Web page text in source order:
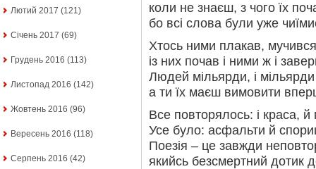
Лютий 2017 (121)
Січень 2017 (69)
Грудень 2016 (113)
Листопад 2016 (142)
Жовтень 2016 (96)
Вересень 2016 (118)
Серпень 2016 (42)
коли не знаєш, з чого їх
бо всі слова були уже
Хтось ними плакав,
із них почав і ними ж і
Людей мільярди, і мільярди
а ти їх маєш вимовити
Все повторялось: і краса, й
Усе було: асфальти й
Поезія – це завжди
якийсь безсмертний дотик